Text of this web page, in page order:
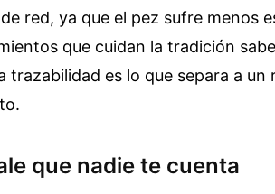
red, ya que el pez sufre menos
que cuidan la tradición
trazabilidad es lo que separa a
que nadie te cuenta